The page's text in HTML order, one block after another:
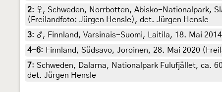
2: ♀, Schweden, Norrbotten, Abisko-Nationalpark,
(Freilandfoto: Jürgen Hensle), det. Jürgen Hensle
3: ♂, Finnland, Varsinais-Suomi, Laitila, 18. Mai
4-6: Finnland, Südsavo, Joroinen, 28. Mai 2020
7: Schweden, Dalarna, Nationalpark Fulufjället, ca.
det. Jürgen Hensle